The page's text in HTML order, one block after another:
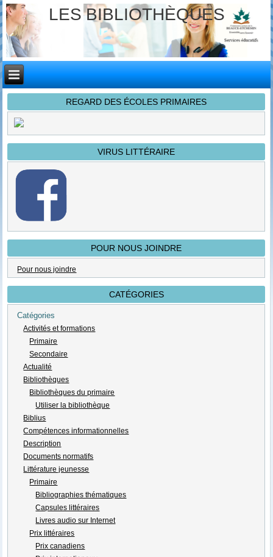
LES BIBLIOTHÈQUES
REGARD DES ÉCOLES PRIMAIRES
VIRUS LITTÉRAIRE
POUR NOUS JOINDRE
Pour nous joindre
CATÉGORIES
Catégories
Activités et formations
Primaire
Secondaire
Actualité
Bibliothèques
Bibliothèques du primaire
Utiliser la bibliothèque
Biblius
Compétences informationnelles
Description
Documents normatifs
Littérature jeunesse
Primaire
Bibliographies thématiques
Capsules littéraires
Livres audio sur Internet
Prix littéraires
Prix canadiens